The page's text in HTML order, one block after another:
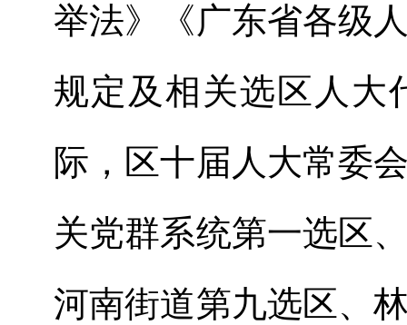
举法》《广东省各级
规定及相关选区人大
际，区十届人大常委
关党群系统第一选区
河南街道第九选区、